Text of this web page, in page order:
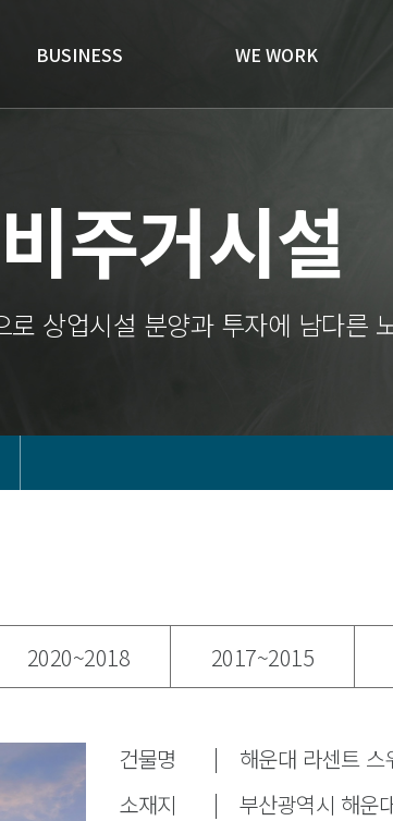
BUSINESS WE WORK
비주거시설
상업시설 분양과 투자에 남다른
2020~2018 2017~2015
건물명
해운대 라센트 스
소재지
부산광역시 해운